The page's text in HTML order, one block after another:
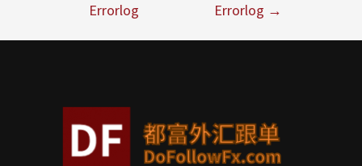
Errorlog
Errorlog →